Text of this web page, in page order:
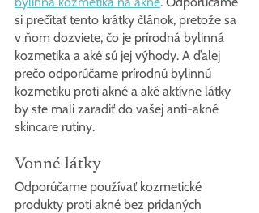
si prečítať tento krátky článok, pretože sa
v ňom dozviete, čo je prírodná bylinná
kozmetika a aké sú jej výhody. A ďalej
prečo odporúčame prírodnú bylinnú
kozmetiku proti akné a aké aktívne látky
by ste mali zaradiť do vašej anti-akné
skincare rutiny.
Vonné látky
Odporúčame používať kozmetické
produkty proti akné bez pridaných